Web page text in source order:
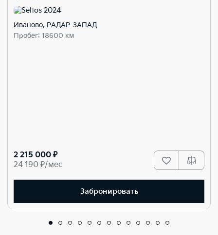
Иваново, РАДАР-ЗАПАД
Пробег: 18600 км
2 215 000 ₽
24 190 ₽/мес
Забронировать